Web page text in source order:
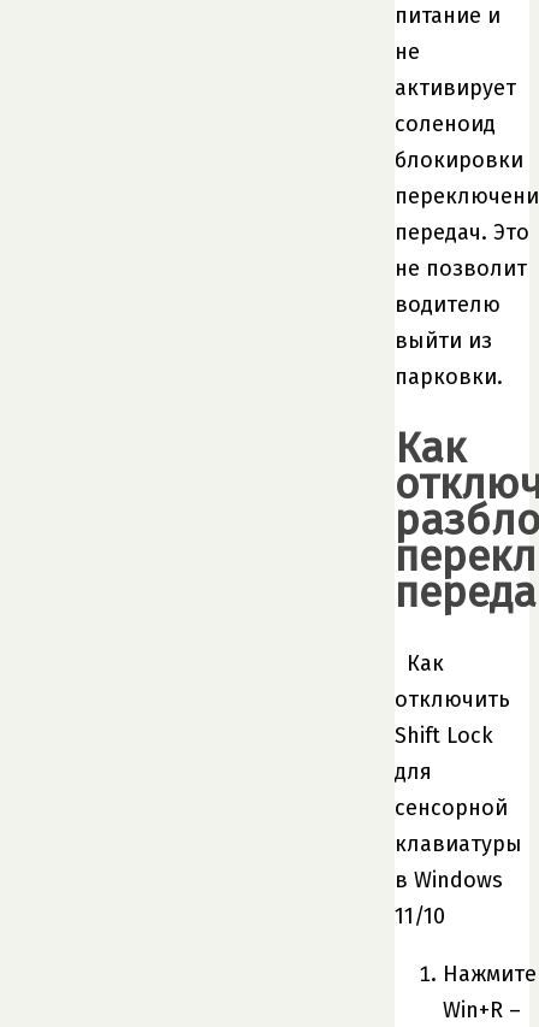
питание и
не
активирует
соленоид
блокировки
передач. Это
не позволит
водителю
выйти из
парковки.
Как
Как
отключить
Shift Lock
для
сенсорной
клавиатуры
в Windows
11/10
Нажмите
Win+R –